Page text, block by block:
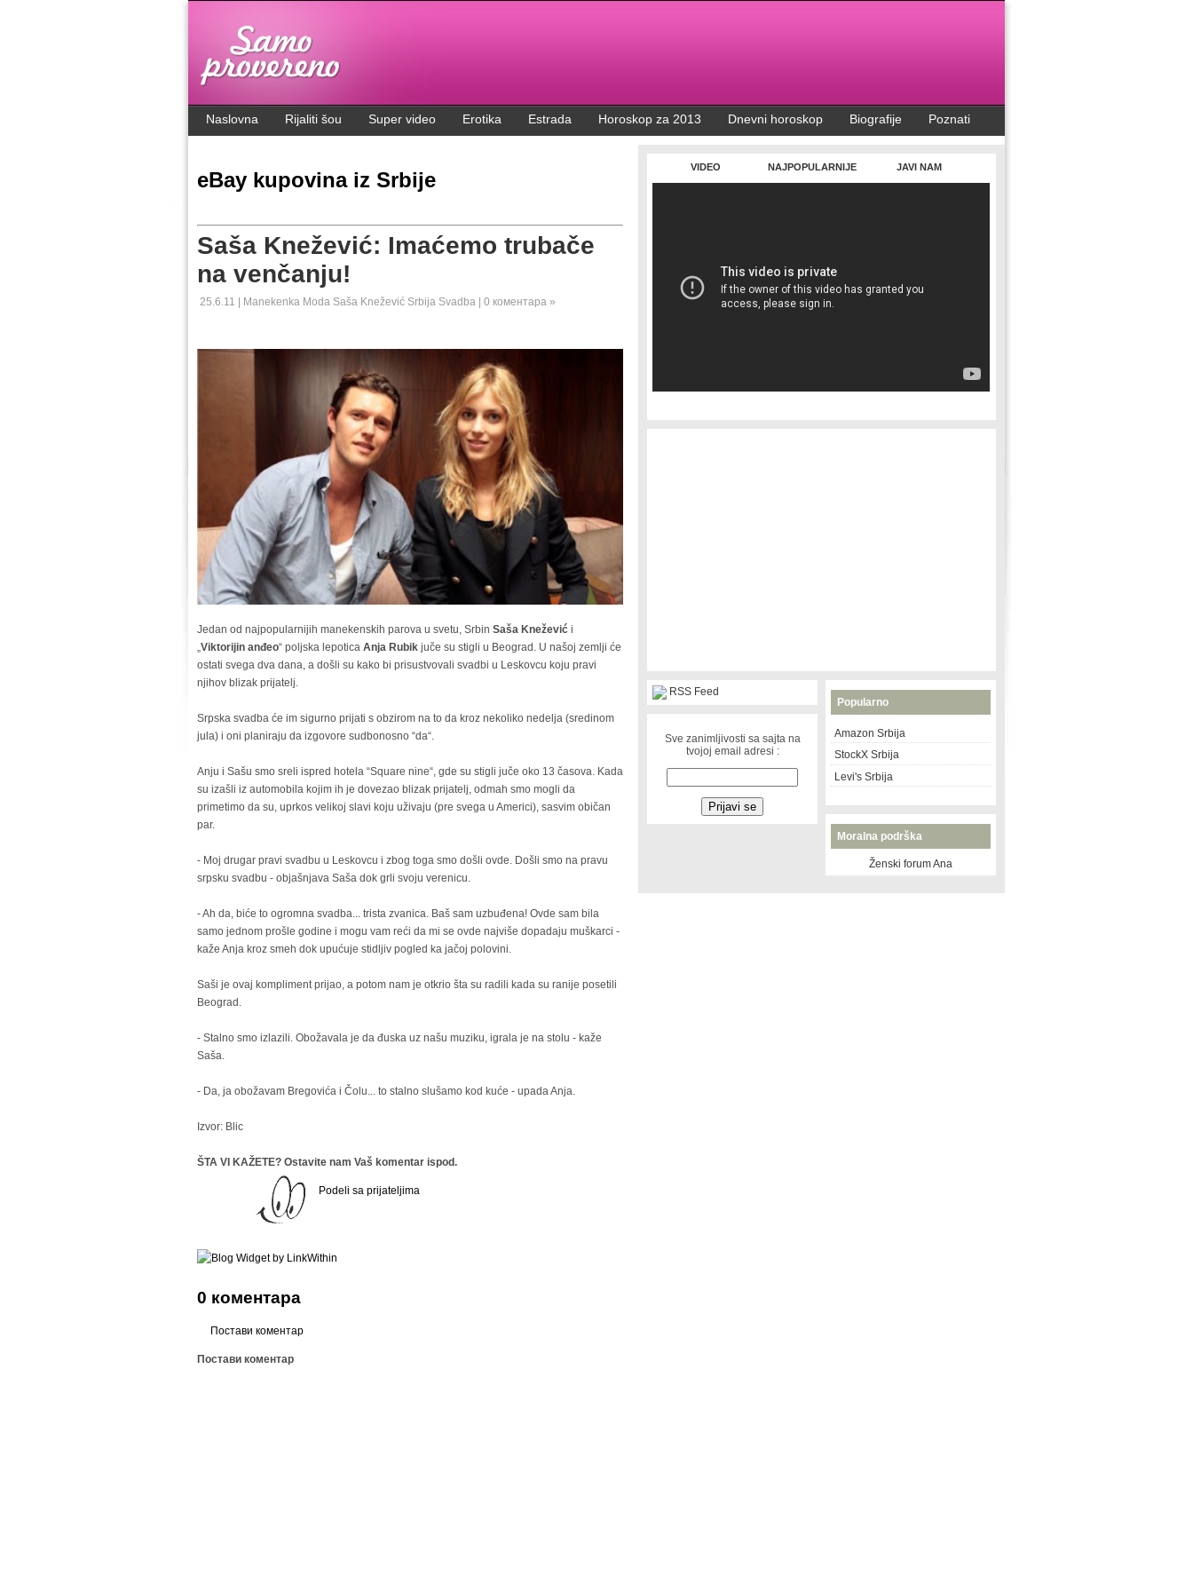
Naslovna Rijaliti šou Super video Erotika Estrada Horoskop za 2013 Dnevni horoskop Biografije Poznati
eBay kupovina iz Srbije
Saša Knežević: Imaćemo trubače
na venčanju!
25.6.11 | Manekenka Moda Saša Knežević Srbija Svadba 0 коментара »
Jedan od najpopularnijih manekenskih parova u svetu, Srbin Saša Knežević i
„Viktorijin anđeo“ poljska lepotica Anja Rubik juče su stigli u Beograd. U našoj zemlji će
ostati svega dva dana, a došli su kako bi prisustvovali svadbi u Leskovcu koju pravi
njihov blizak prijatelj.
Srpska svadba će im sigurno prijati s obzirom na to da kroz nekoliko nedelja (sredinom
jula) i oni planiraju da izgovore sudbonosno “da“.
Anju i Sašu smo sreli ispred hotela “Square nine“, gde su stigli juče oko 13 časova. Kada
su izašli iz automobila kojim ih je dovezao blizak prijatelj, odmah smo mogli da
primetimo da su, uprkos velikoj slavi koju uživaju (pre svega u Americi), sasvim običan
par.
- Moj drugar pravi svadbu u Leskovcu i zbog toga smo došli ovde. Došli smo na pravu
srpsku svadbu - objašnjava Saša dok grli svoju verenicu.
- Ah da, biće to ogromna svadba... trista zvanica. Baš sam uzbuđena! Ovde sam bila
samo jednom prošle godine i mogu vam reći da mi se ovde najviše dopadaju muškarci -
kaže Anja kroz smeh dok upućuje stidljiv pogled ka jačoj polovini.
Saši je ovaj kompliment prijao, a potom nam je otkrio šta su radili kada su ranije posetili
Beograd.
- Stalno smo izlazili. Obožavala je da đuska uz našu muziku, igrala je na stolu - kaže
Saša.
- Da, ja obožavam Bregovića i Čolu... to stalno slušamo kod kuće - upada Anja.
Izvor: Blic
ŠTA VI KAŽETE? Ostavite nam Vaš komentar ispod.
Podeli sa prijateljima
0 коментара
Постави коментар
Постави коментар
VIDEO NAJPOPULARNIJE JAVI NAM
RSS Feed
Sve zanimljivosti sa sajta na
tvojoj email adresi :
Popularno
Amazon Srbija
StockX Srbija
Levi's Srbija
Moralna podrška
Ženski forum Ana